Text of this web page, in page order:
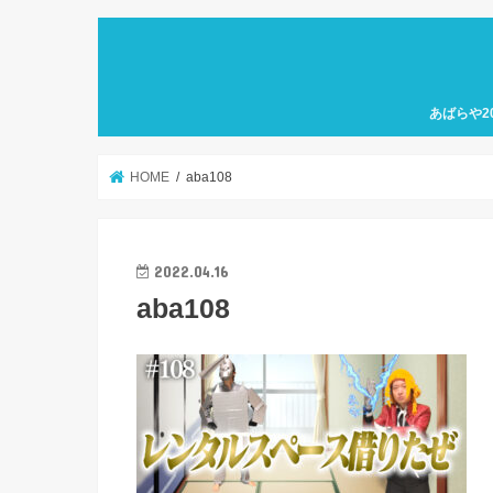
あばらや
HOME aba108
2022.04.16
aba108